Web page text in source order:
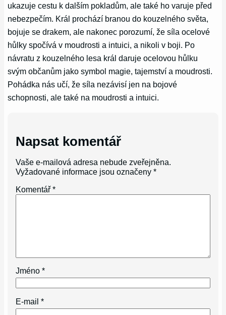
ukazuje cestu k dalším pokladům, ale také ho varuje před
nebezpečím. Král prochází branou do kouzelného světa,
bojuje se drakem, ale nakonec porozumí, že síla ocelové
hůlky spočívá v moudrosti a intuici, a nikoli v boji. Po
návratu z kouzelného lesa král daruje ocelovou hůlku
svým občanům jako symbol magie, tajemství a moudrosti.
Pohádka nás učí, že síla nezávisí jen na bojové
schopnosti, ale také na moudrosti a intuici.
Napsat komentář
Vaše e-mailová adresa nebude zveřejněna.
Vyžadované informace jsou označeny*
Komentář*
Jméno*
E-mail*